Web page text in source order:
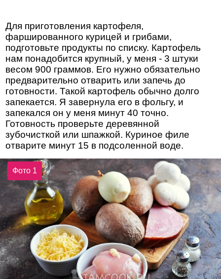
Для приготовления картофеля,
фаршированного курицей и грибами,
подготовьте продукты по списку. Картофель
нам понадобится крупный, у меня - 3 штуки
весом 900 граммов. Его нужно обязательно
предварительно отварить или запечь до
готовности. Такой картофель обычно долго
запекается. Я завернула его в фольгу, и
запекался он у меня минут 40 точно.
Готовность проверьте деревянной
зубочисткой или шпажкой. Куриное филе
отварите минут 15 в подсоленной воде.
Фото 1